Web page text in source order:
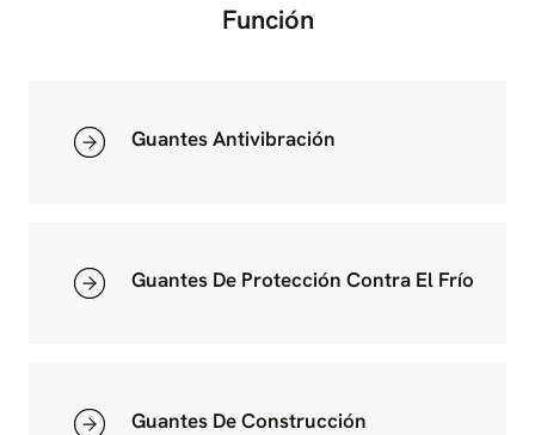
Función
Guantes Antivibración
Guantes De Protección Contra El Frío
Guantes De Construcción